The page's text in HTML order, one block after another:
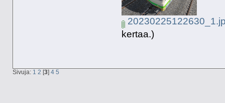
kertaa.)
Sivuja: 1 2 [3] 4 5